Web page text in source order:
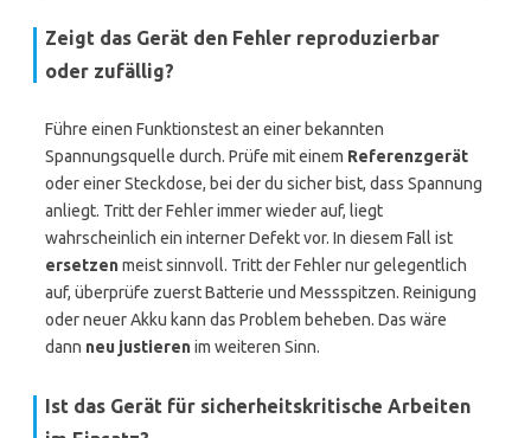
Zeigt das Gerät den Fehler reproduzierbar
oder zufällig?
Führe einen Funktionstest an einer bekannten
Spannungsquelle durch. Prüfe mit einem Referenzgerät
oder einer Steckdose, bei der du sicher bist, dass Spannung
anliegt. Tritt der Fehler immer wieder auf, liegt
wahrscheinlich ein interner Defekt vor. In diesem Fall ist
ersetzenmeist sinnvoll. Tritt der Fehler nur gelegentlich
auf, überprüfe zuerst Batterie und Messspitzen. Reinigung
oder neuer Akku kann das Problem beheben. Das wäre
dann neu justierenim weiteren Sinn.
Ist das Gerät für sicherheitskritische Arbeiten